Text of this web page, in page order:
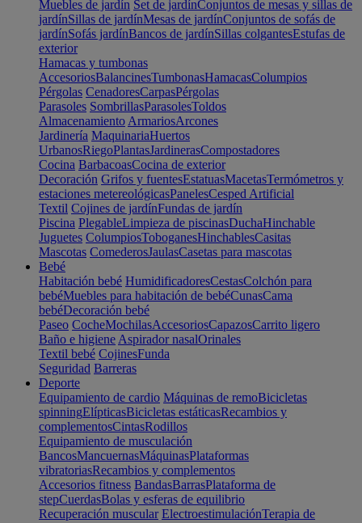
Muebles de jardín Set de jardínConjuntos de mesas y sillas de
jardínSillas de jardínMesas de jardínConjuntos de sofás de
jardínSofás jardínBancos de jardínSillas colgantesEstufas de
exterior
Hamacas y tumbonas
AccesoriosBalancinesTumbonasHamacasColumpios
Pérgolas CenadoresCarpasPérgolas
Parasoles SombrillasParasolesToldos
Almacenamiento ArmariosArcones
Jardinería MaquinariaHuertos
UrbanosRiegoPlantasJardinerasCompostadores
Cocina BarbacoasCocina de exterior
Decoración Grifos y fuentesEstatuasMacetasTermómetros y
estaciones metereológicasPanelesCesped Artificial
Textil Cojines de jardínFundas de jardín
Piscina PlegableLimpieza de piscinasDuchaHinchable
Juguetes ColumpiosToboganesHinchablesCasitas
Mascotas ComederosJaulasCasetas para mascotas
Bebé
Habitación bebé HumidificadoresCestasColchón para
bebéMuebles para habitación de bebéCunasCama
bebéDecoración bebé
Paseo CocheMochilasAccesoriosCapazosCarrito ligero
Baño e higiene Aspirador nasalOrinales
Textil bebé CojinesFunda
Seguridad Barreras
Deporte
Equipamiento de cardio Máquinas de remoBicicletas
spinningElípticasBicicletas estáticasRecambios y
complementosCintasRodillos
Equipamiento de musculación
BancosMancuernasMáquinasPlataformas
vibratoriasRecambios y complementos
Accesorios fitness BandasBarrasPlataforma de
stepCuerdasBolas y esferas de equilibrio
Recuperación muscular ElectroestimulaciónTerapia de